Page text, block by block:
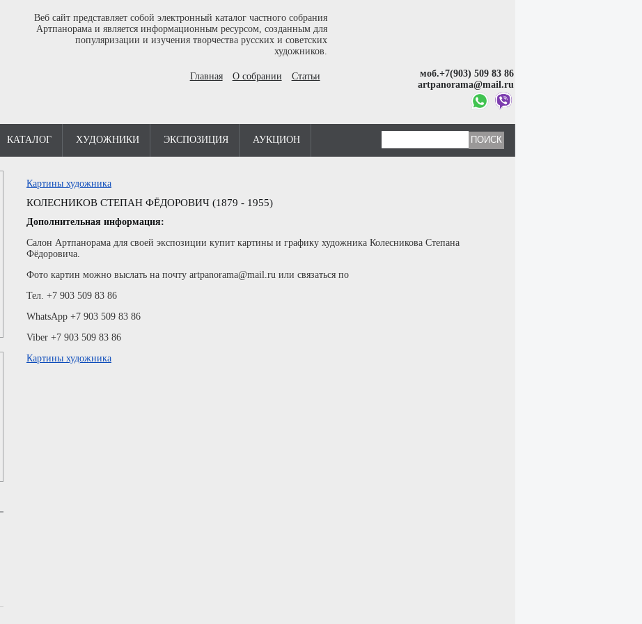
Веб сайт представляет собой электронный каталог частного собрания
Артпанорама и является информационным ресурсом, созданным для
популяризации и изучения творчества русских и советских
художников.
Главная О собрании Статьи
моб.+7(903) 509 83 86
artpanorama@mail.ru
КАТАЛОГ ХУДОЖНИКИ ЭКСПОЗИЦИЯ АУКЦИОН
Картины художника
КОЛЕСНИКОВ СТЕПАН ФЁДОРОВИЧ (1879 - 1955)
Дополнительная информация:
Салон Артпанорама для своей экспозиции купит картины и графику художника Колесникова Степана
Фёдоровича.
Фото картин можно выслать на почту artpanorama@mail.ru или связаться по
Тел. +7 903 509 83 86
WhatsApp +7 903 509 83 86
Viber +7 903 509 83 86
Картины художника